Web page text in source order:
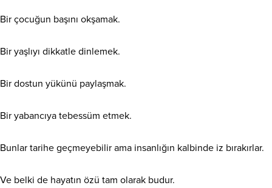
Bir çocuğun başını okşamak.
Bir yaşlıyı dikkatle dinlemek.
Bir dostun yükünü paylaşmak.
Bir yabancıya tebessüm etmek.
Bunlar tarihe geçmeyebilir ama insanlığın kalbinde iz bırakırlar.
Ve belki de hayatın özü tam olarak budur.